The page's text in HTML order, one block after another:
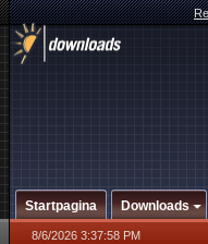
Startpagina Downloads
8/6/2026 3:37:58 PM